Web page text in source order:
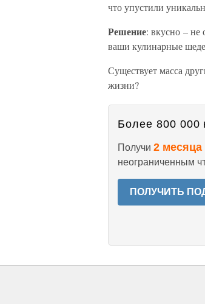
что упустили
Решение: вкусно – не
ваши кулинарные
Существует масса
жизни?
Более 800 000
Получи 2 месяца
неограниченным
ПОЛУЧИТЬ